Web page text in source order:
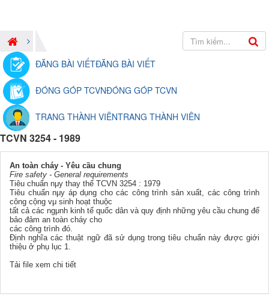
ĐĂNG BÀI VIẾTĐĂNG BÀI VIẾT
ĐÓNG GÓP TCVNĐÓNG GÓP TCVN
TRANG THÀNH VIÊNTRANG THÀNH VIÊN
TCVN 3254 - 1989
An toàn cháy - Yêu cầu chung
Fire safety - General requirements
Tiêu chuẩn nμy thay thế TCVN 3254 : 1979
Tiêu chuẩn nμy áp dụng cho các công trình sản xuất, các công trình
công cộng vμ sinh hoạt thuộc
tất cả các ngμnh kinh tế quốc dân và quy định những yêu cầu chung để
bảo đảm an toàn cháy cho
các công trình đó.
Định nghĩa các thuật ngữ đã sử dụng trong tiêu chuẩn này được giới
thiệu ở phụ lục 1.
Tải file xem chi tiết